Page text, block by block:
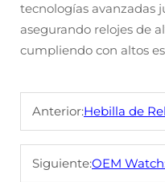
tecnologías avanzadas
asegurando relojes de
cumpliendo con altos
Anterior:Hebilla de
Siguiente:OEM Watch: